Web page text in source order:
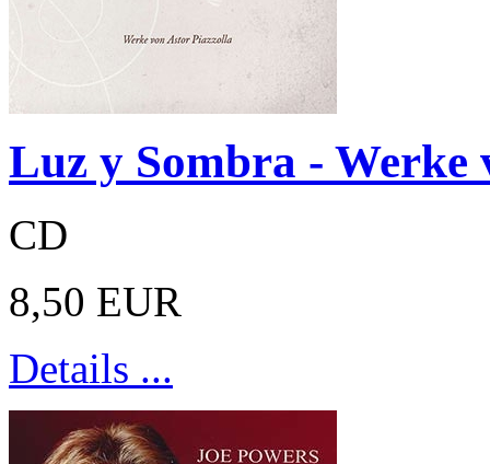
Luz y Sombra - Werke
CD
8,50 EUR
Details ...